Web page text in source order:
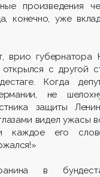
произведения
конечно, уже
врио губернатора
с другой
Когда
не
защиты
видел ужасы
каждое его
в